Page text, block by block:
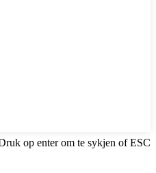
op enter om te sykjen of ESC